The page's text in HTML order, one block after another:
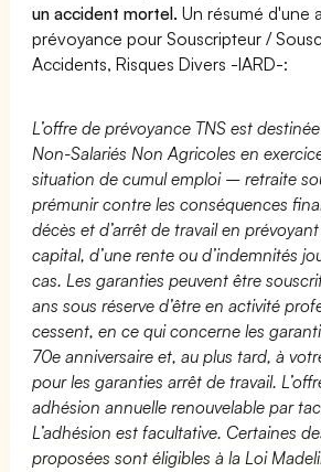
un accident mortel. Un résumé d'une
prévoyance pour Souscripteur /
Accidents, Risques Divers -IARD-:
L’offre de prévoyance TNS est
Non-Salariés Non Agricoles en
situation de cumul emploi – retraite
prémunir contre les conséquences
décès et d’arrêt de travail en
capital, d’une rente ou d’indemnités
cas. Les garanties peuvent être
ans sous réserve d’être en activité
cessent, en ce qui concerne les
70e anniversaire et, au plus tard, à
pour les garanties arrêt de travail.
adhésion annuelle renouvelable par
L’adhésion est facultative. Certaines
proposées sont éligibles à la Loi